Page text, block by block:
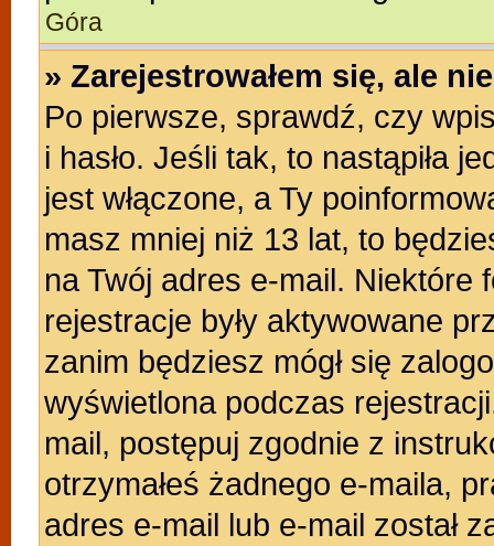
Góra
» Zarejestrowałem się, ale
Po pierwsze, sprawdź, czy
i hasło. Jeśli tak, to nastąpiła
jest włączone, a Ty
masz mniej niż 13 lat, to
na Twój adres e-mail. Niektóre
rejestracje były aktywowane
zanim będziesz mógł się
wyświetlona podczas
mail, postępuj zgodnie z
otrzymałeś żadnego e-maila,
adres e-mail lub e-mail został